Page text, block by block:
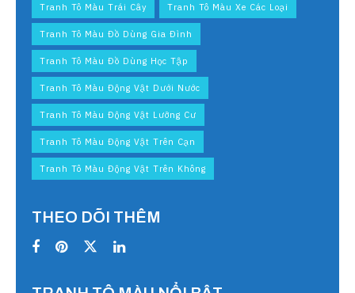
Tranh Tô Màu Trái Cây Tranh Tô Màu Xe Các Loại
Tranh Tô Màu Đồ Dùng Gia Đình
Tranh Tô Màu Đồ Dùng Học Tập
Tranh Tô Màu Động Vật Dưới Nước
Tranh Tô Màu Động Vật Lưỡng Cư
Tranh Tô Màu Động Vật Trên Cạn
Tranh Tô Màu Động Vật Trên Không
THEO DÕI THÊM